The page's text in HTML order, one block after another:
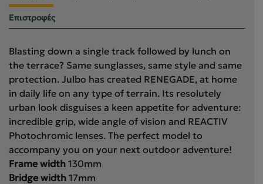
Επιστροφές
Blasting down a single track followed by lunch on
the terrace? Same sunglasses, same style and same
protection. Julbo has created RENEGADE, at home
in daily life on any type of terrain. Its resolutely
urban look disguises a keen appetite for adventure:
incredible grip, wide angle of vision and REACTIV
Photochromic lenses. The perfect model to
accompany you on your next outdoor adventure!
Frame width 130mm
Bridge width 17mm